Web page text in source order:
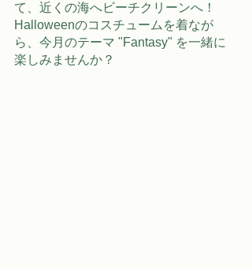
て、近くの海へビーチクリーンへ！
Halloweenのコスチュームを着なが
ら、今月のテーマ "Fantasy" を一緒に
楽しみませんか？